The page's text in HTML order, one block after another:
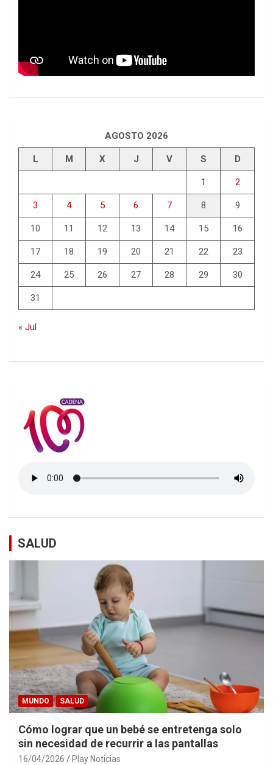
AGOSTO 2026
L M X J V S D
1 2
3 4 5 6 7 8 9
10 11 12 13 14 15 16
17 18 19 20 21 22 23
24 25 26 27 28 29 30
31
« Jul
SALUD
MUNDO SALUD
Cómo lograr que un bebé se entretenga solo
sin necesidad de recurrir a las pantallas
16/04/2026 Play Noticias